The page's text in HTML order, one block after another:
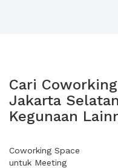
Cari
Jakarta
Kegunaan
Coworking Space
untuk Meeting